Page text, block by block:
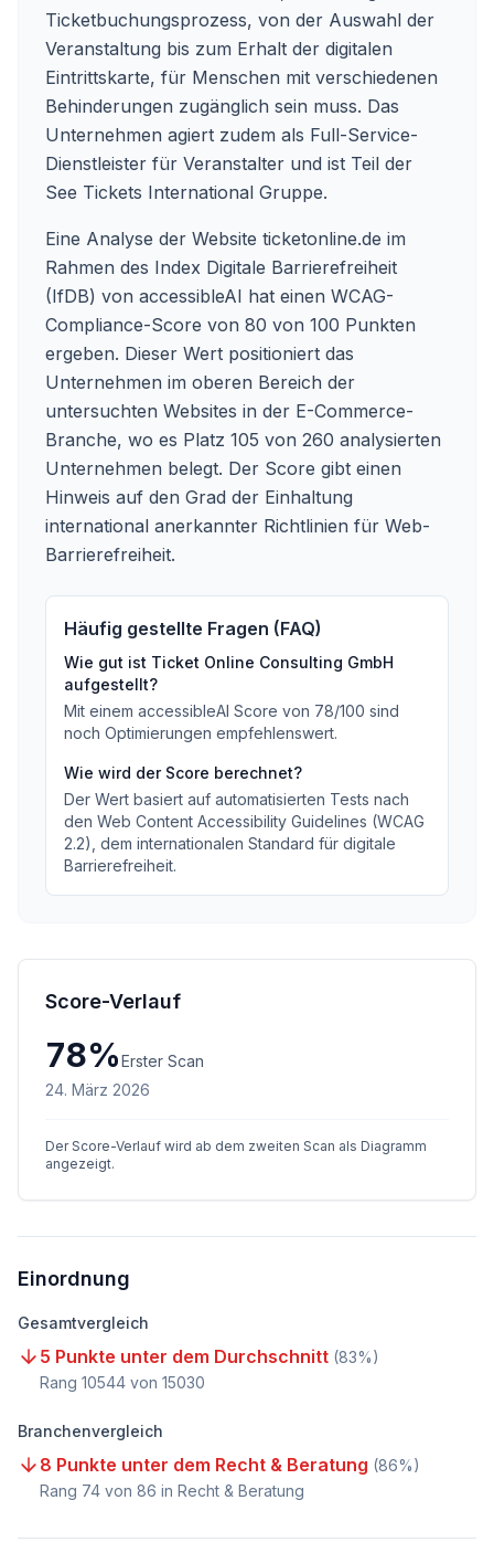
Ticketbuchungsprozess, von der Auswahl der
Veranstaltung bis zum Erhalt der digitalen
Eintrittskarte, für Menschen mit verschiedenen
Behinderungen zugänglich sein muss. Das
Unternehmen agiert zudem als Full-Service-
Dienstleister für Veranstalter und ist Teil der
See Tickets International Gruppe.
Eine Analyse der Website ticketonline.de im
Rahmen des Index Digitale Barrierefreiheit
(IfDB) von accessibleAI hat einen WCAG-
Compliance-Score von 80 von 100 Punkten
ergeben. Dieser Wert positioniert das
Unternehmen im oberen Bereich der
untersuchten Websites in der E-Commerce-
Branche, wo es Platz 105 von 260 analysierten
Unternehmen belegt. Der Score gibt einen
Hinweis auf den Grad der Einhaltung
international anerkannter Richtlinien für Web-
Barrierefreiheit.
Häufig gestellte Fragen (FAQ)
Wie gut ist Ticket Online Consulting GmbH
aufgestellt?
Mit einem accessibleAI Score von 78/100 sind
noch Optimierungen empfehlenswert.
Wie wird der Score berechnet?
Der Wert basiert auf automatisierten Tests nach
den Web Content Accessibility Guidelines (WCAG
2.2), dem internationalen Standard für digitale
Barrierefreiheit.
Score-Verlauf
78%Erster Scan
24. März 2026
Der Score-Verlauf wird ab dem zweiten Scan als Diagramm
angezeigt.
Einordnung
Gesamtvergleich
5 Punkte unter dem Durchschnitt (83%)
Rang 10544 von 15030
Branchenvergleich
8 Punkte unter dem Recht & Beratung (86%)
Rang 74 von 86 in Recht & Beratung